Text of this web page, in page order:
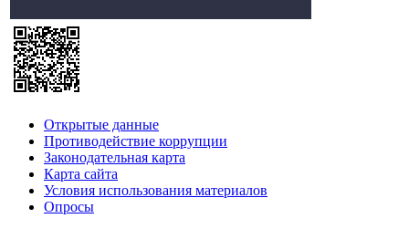
Открытые данные
Противодействие коррупции
Законодательная карта
Карта сайта
Условия использования материалов
Опросы